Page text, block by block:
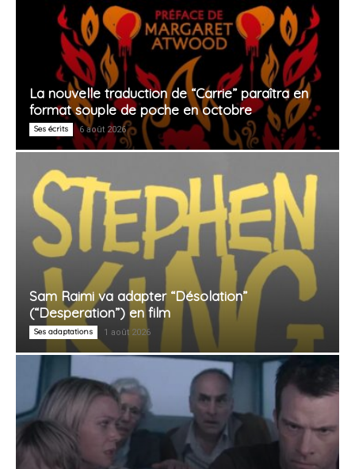
La nouvelle traduction de “Carrie” paraîtra en
format souple de poche en octobre
Ses écrits 6 août 2026
Sam Raimi va adapter “Désolation”
(“Desperation”) en film
Ses adaptations 1 août 2026